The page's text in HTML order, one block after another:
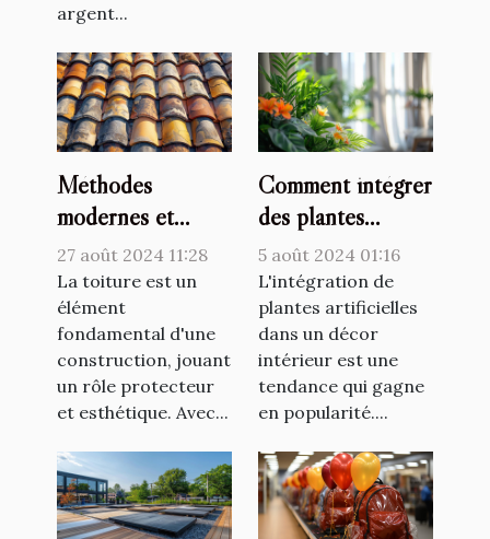
argent...
Méthodes
modernes et
traditionnelles de
couverture de
toiture
27 août 2024 11:28
La toiture est un
élément
fondamental d'une
construction, jouant
un rôle protecteur
et esthétique. Avec...
Comment intégrer
des plantes
artificielles dans
votre décor
intérieur
5 août 2024 01:16
L'intégration de
plantes artificielles
dans un décor
intérieur est une
tendance qui gagne
en popularité....